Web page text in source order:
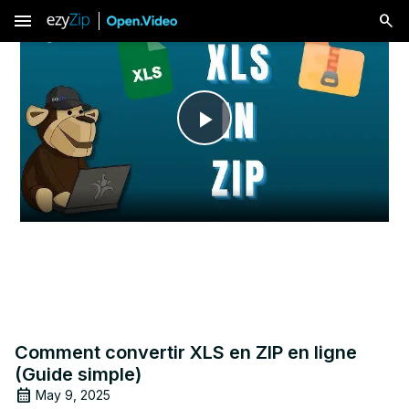
menu
Play
Video
Comment convertir XLS en ZIP en ligne
(Guide simple)
May 9, 2025